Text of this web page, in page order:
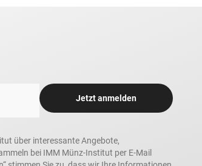
Jetzt anmelden
über interessante Angebote,
bei IMM Münz-Institut per E-Mail